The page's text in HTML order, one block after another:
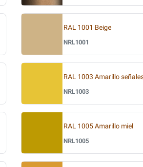
RAL 1001 Beige
NRL1001
RAL 1003 Amarillo
NRL1003
RAL 1005 Amarillo miel
NRL1005